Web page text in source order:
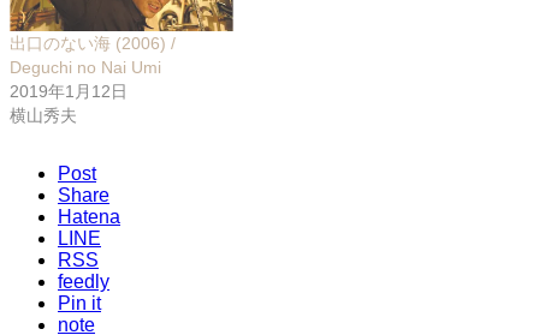
出口のない海 (2006) /
Deguchi no Nai Umi
2019年1月12日
横山秀夫
Post
Share
Hatena
LINE
RSS
feedly
Pin it
note